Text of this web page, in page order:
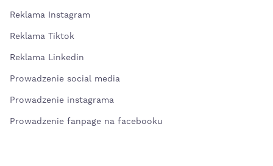
Reklama Instagram
Reklama Tiktok
Reklama Linkedin
Prowadzenie social media
Prowadzenie instagrama
Prowadzenie fanpage na facebooku